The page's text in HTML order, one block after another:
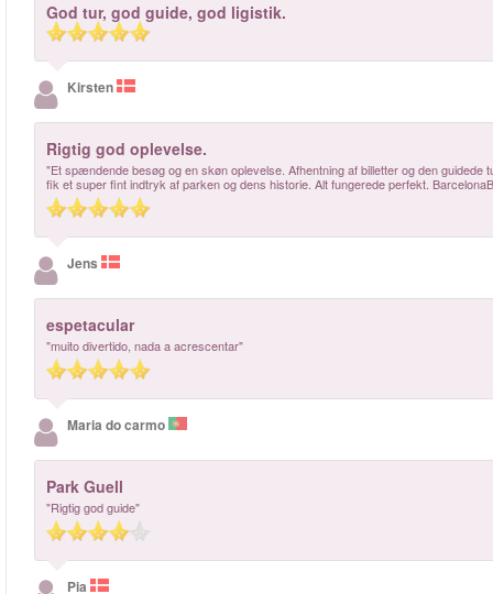
God tur, god guide, god ligistik.
Kirsten
Rigtig god oplevelse.
"Et spændende besøg og en skøn oplevelse. Afhentning af billetter og den
fik et super fint indtryk af parken og dens historie. Alt fungerede perfekt.
Jens
espetacular
"muito divertido, nada a acrescentar"
Maria do carmo
Park Guell
"Rigtig god guide"
Pia